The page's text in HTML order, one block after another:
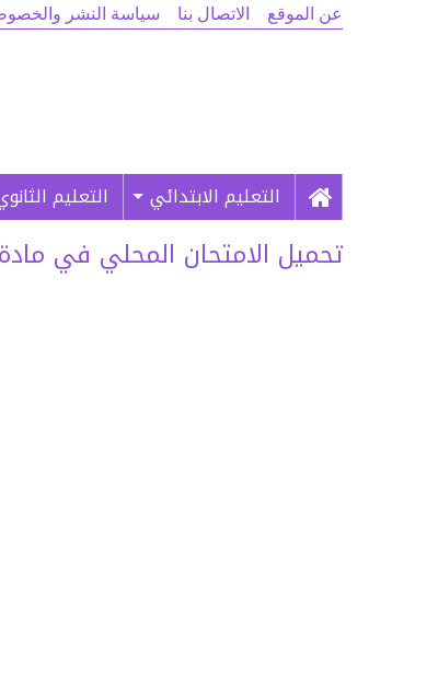
عن الموقع الاتصال بنا سياسة النشر
التعليم الابتدائي التعليم
تحميل الامتحان المحلي في مادة